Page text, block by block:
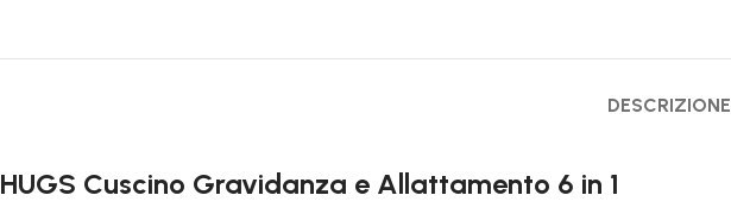
DESCRIZIONE
HUGS Cuscino Gravidanza e Allattamento 6 in 1